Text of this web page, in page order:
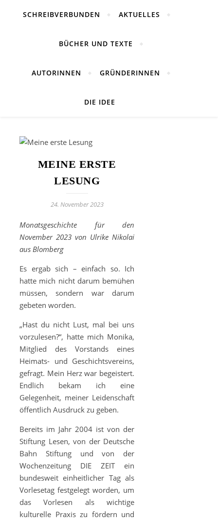
SCHREIBVERBUNDEN AKTUELLES
BÜCHER UND TEXTE
AUTORINNEN GRÜNDERINNEN
DIE IDEE
MEINE ERSTE
LESUNG
24. November 2023
Monatsgeschichte für den
November 2023 von Ulrike Nikolai
aus Blomberg
Es ergab sich – einfach so. Ich
hatte mich nicht darum bemühen
müssen, sondern war darum
gebeten worden.
„Hast du nicht Lust, mal bei uns
vorzulesen?“, hatte mich Monika,
Mitglied des Vorstands eines
Heimats- und Geschichtsvereins,
gefragt. Mein Herz war begeistert.
Endlich bekam ich eine
Gelegenheit, meiner Leidenschaft
öffentlich Ausdruck zu geben.
Bereits im Jahr 2004 ist von der
Stiftung Lesen, von der Deutsche
Bahn Stiftung und von der
Wochenzeitung DIE ZEIT ein
bundesweit einheitlicher Tag als
Vorlesetag festgelegt worden, um
das Vorlesen als wichtige
kulturelle Praxis zu fördern und